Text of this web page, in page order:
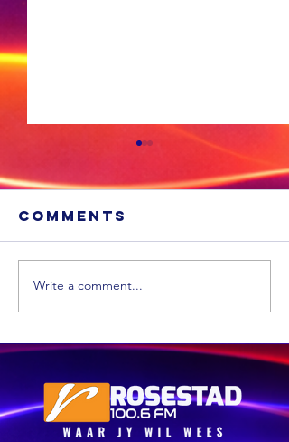
Vrystaatse
tronk toe oor
eiendomsbedrog
Comments
Write a comment...